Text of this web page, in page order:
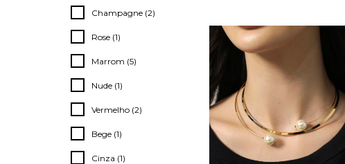
Champagne (2)
Rose (1)
Marrom (5)
Nude (1)
Vermelho (2)
Bege (1)
Cinza (1)